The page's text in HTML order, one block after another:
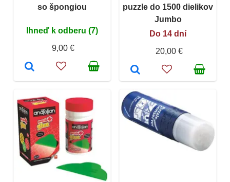
so špongiou
Ihneď k odberu (7)
9,00 €
puzzle do 1500 dielikov
Jumbo
Do 14 dní
20,00 €